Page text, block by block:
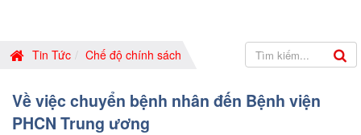
Tin Tức Chế độ chính sách
Về việc chuyển bệnh nhân đến Bệnh viện
PHCN Trung ương